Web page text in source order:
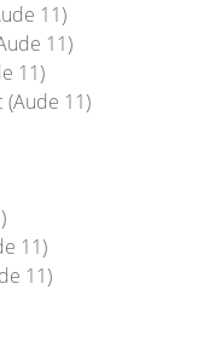
11)
11)
11)
(Aude 11)
11)
11)